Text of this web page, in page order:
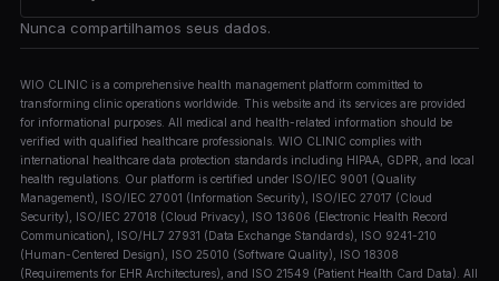
Nunca compartilhamos seus dados.
WIO CLINIC is a comprehensive health management platform committed to
transforming clinic operations worldwide. This website and its services are provided
for informational purposes. All medical and health-related information should be
verified with qualified healthcare professionals. WIO CLINIC complies with
international healthcare data protection standards including HIPAA, GDPR, and local
health regulations. Our platform is certified under ISO/IEC 9001 (Quality
Management), ISO/IEC 27001 (Information Security), ISO/IEC 27017 (Cloud
Security), ISO/IEC 27018 (Cloud Privacy), ISO 13606 (Electronic Health Record
Communication), ISO/HL7 27931 (Data Exchange Standards), ISO 9241-210
(Human-Centered Design), ISO 25010 (Software Quality), ISO 18308
(Requirements for EHR Architectures), and ISO 21549 (Patient Health Card Data). All